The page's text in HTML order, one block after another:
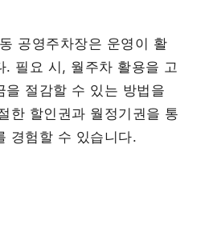
공영주차장은 운영이 활
. 필요 시, 월주차 활용을 고
을 절감할 수 있는 방법을
한 할인권과 월정기권을 통
경험할 수 있습니다.